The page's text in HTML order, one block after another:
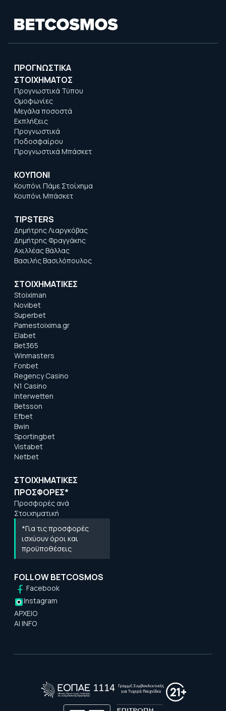
ΠΡΟΓΝΩΣΤΙΚΑ
ΣΤΟΙΧΗΜΑΤΟΣ
Προγνωστικά Τύπου
Ομοφωνίες
Μεγάλα ποσοστά
Εκπλήξεις
Προγνωστικά
Ποδοσφαίρου
Προγνωστικά Μπάσκετ
ΚΟΥΠΟΝΙ
Κουπόνι Πάμε Στοίχημα
Κουπόνι Μπάσκετ
TIPSTERS
Δημήτρης Λιαργκόβας
Δημήτρης Φραγγάκης
Αχιλλέας Βάλλας
Βασιλής Βασιλόπουλος
ΣΤΟΙΧΗΜΑΤΙΚΕΣ
Stoiximan
Novibet
Superbet
Pamestoixima.gr
Elabet
Bet365
Winmasters
Fonbet
Regency Casino
N1 Casino
Interwetten
Betsson
Efbet
Bwin
Sportingbet
Vistabet
Netbet
ΣΤΟΙΧΗΜΑΤΙΚΕΣ
ΠΡΟΣΦΟΡΕΣ*
Προσφορές ανά
Στοιχηματική
*Για τις προσφορές
ισχύουν όροι και
προϋποθέσεις
FOLLOW BETCOSMOS
Facebook
Instagram
ΑΡΧΕΙΟ
AI INFO